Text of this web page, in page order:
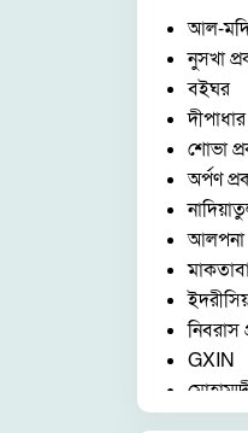
ষ্টেশনারী
বিষয়
মক্তব
উচ্চতর
আল-
নুসখা
বইঘর
শোভা
অর্পণ
আলপনা
নিবরাস
GXIN